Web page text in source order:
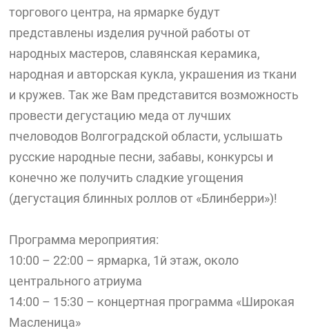
торгового центра, на ярмарке будут
представлены изделия ручной работы от
народных мастеров, славянская керамика,
народная и авторская кукла, украшения из ткани
и кружев. Так же Вам представится возможность
провести дегустацию меда от лучших
пчеловодов Волгоградской области, услышать
русские народные песни, забавы, конкурсы и
конечно же получить сладкие угощения
(дегустация блинных роллов от «Блинберри»)!
Программа мероприятия:
10:00 – 22:00 – ярмарка, 1й этаж, около
центрального атриума
14:00 – 15:30 – концертная программа «Широкая
Масленица»